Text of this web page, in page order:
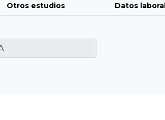
Otros estudios Datos